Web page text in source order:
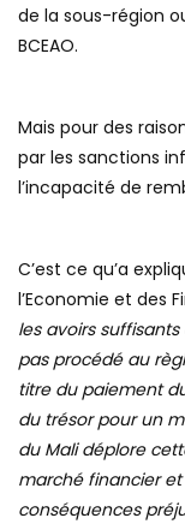
de la sous-région
BCEAO.
Mais pour des
par les sanctions
l’incapacité de
C’est ce qu’a
l’Economie et des
les avoirs
pas procédé au
titre du paiement
du trésor pour un
du Mali déplore
marché financier
conséquences